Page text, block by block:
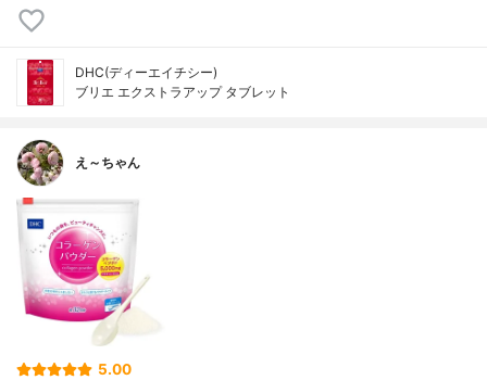
DHC(ディーエイチシー)
ブリエ エクストラアップ タブレット
え～ちゃん
5.00